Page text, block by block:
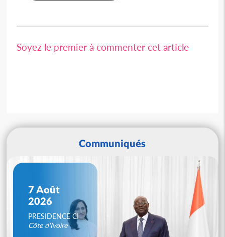
Soyez le premier à commenter cet article
Communiqués
7 Août
2026
PRESIDENCE CI
Côte d'Ivoire